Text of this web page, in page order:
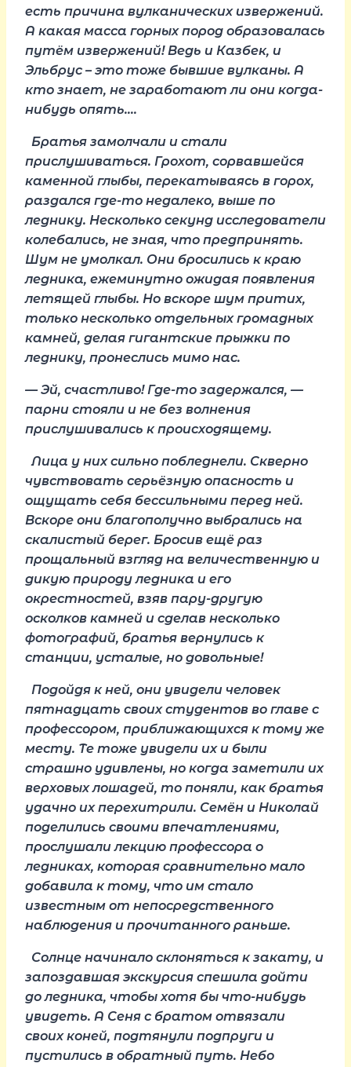
есть причина вулканических извержений.
А какая масса горных пород образовалась
путём извержений! Ведь и Казбек, и
Эльбрус – это тоже бывшие вулканы. А
кто знает, не заработают ли они когда-
нибудь опять….
Братья замолчали и стали
прислушиваться. Грохот, сорвавшейся
каменной глыбы, перекатываясь в горох,
раздался где-то недалеко, выше по
леднику. Несколько секунд исследователи
колебались, не зная, что предпринять.
Шум не умолкал. Они бросились к краю
ледника, ежеминутно ожидая появления
летящей глыбы. Но вскоре шум притих,
только несколько отдельных громадных
камней, делая гигантские прыжки по
леднику, пронеслись мимо нас.
— Эй, счастливо! Где-то задержался, —
парни стояли и не без волнения
прислушивались к происходящему.
Лица у них сильно побледнели. Скверно
чувствовать серьёзную опасность и
ощущать себя бессильными перед ней.
Вскоре они благополучно выбрались на
скалистый берег. Бросив ещё раз
прощальный взгляд на величественную и
дикую природу ледника и его
окрестностей, взяв пару-другую
осколков камней и сделав несколько
фотографий, братья вернулись к
станции, усталые, но довольные!
Подойдя к ней, они увидели человек
пятнадцать своих студентов во главе с
профессором, приближающихся к тому же
месту. Те тоже увидели их и были
страшно удивлены, но когда заметили их
верховых лошадей, то поняли, как братья
удачно их перехитрили. Семён и Николай
поделились своими впечатлениями,
прослушали лекцию профессора о
ледниках, которая сравнительно мало
добавила к тому, что им стало
известным от непосредственного
наблюдения и прочитанного раньше.
Солнце начинало склоняться к закату, и
запоздавшая экскурсия спешила дойти
до ледника, чтобы хотя бы что-нибудь
увидеть. А Сеня с братом отвязали
своих коней, подтянули подпруги и
пустились в обратный путь. Небо